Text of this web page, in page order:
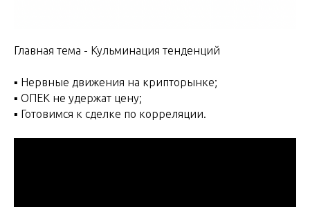
Главная тема - Кульминация тенденций
▪️ Нервные движения на крипторынке;
▪️ ОПЕК не удержат цену;
▪️ Готовимся к сделке по корреляции.